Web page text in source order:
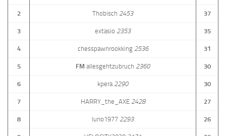
2 Thobisch 2453 37
3 extasio 2353 35
4 chesspawnrookking2536 31
5 FM allesgehtzubruch 2360 30
6 kpera 2290 30
7 HARRY_the_AXE2428 27
8 luno1977 2293 26